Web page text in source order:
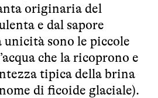
originaria del
e dal sapore
unicità sono le piccole
che la ricoprono e
tipica della brina
di ficoide glaciale).